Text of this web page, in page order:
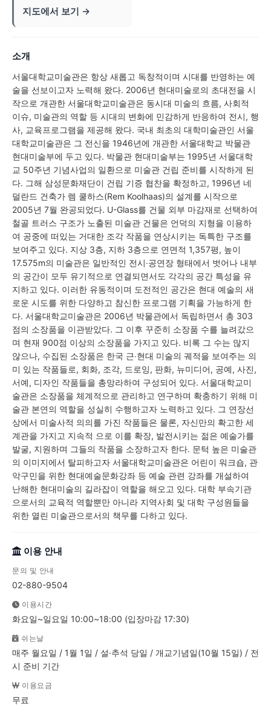
지도에서 보기 →
소개
서울대학교미술관은 항상 새롭고 독창적이며 시대를 반영하는 예
술을 선보이고자 노력해 왔다. 2006년 현대미술로의 초대전을 시
작으로 개관한 서울대학교미술관은 동시대 미술의 흐름, 사회적
이슈, 미술관의 역할 등 시대의 변화에 민감하게 반응하여 전시, 행
사, 교육프로그램을 제공해 왔다. 국내 최초의 대학미술관인 서울
대학교미술관은 그 전신을 1946년에 개관한 서울대학교 박물관
현대미술부에 두고 있다. 박물관 현대미술부는 1995년 서울대학
교 50주년 기념사업의 일환으로 미술관 건립 준비를 시작하게 된
다. 그해 삼성문화재단이 건립 기증 협찬을 확정하고, 1996년 네
덜란드 건축가 렘 쿨하스(Rem Koolhaas)의 설계를 시작으로
2005년 7월 완공되었다. U-Glass를 건물 외부 마감재로 선택하여
철골 트러스 구조가 노출된 미술관 건물은 언덕의 지형을 이용하
여 공중에 떠있는 거대한 조각 작품을 연상시키는 독특한 구조를
보여주고 있다. 지상 3층, 지하 3층으로 연면적 1,357평, 높이
17.575m의 미술관은 일반적인 전시‧공연장 형태에서 벗어나 내부
의 공간이 모두 유기적으로 연결되면서도 각각의 공간 특성을 유
지하고 있다. 이러한 유동적이며 도전적인 공간은 현대 예술의 새
로운 시도를 위한 다양하고 참신한 프로그램 기획을 가능하게 한
다. 서울대학교미술관은 2006년 박물관에서 독립하면서 총 303
점의 소장품을 이관받았다. 그 이후 꾸준히 소장품 수를 늘려갔으
며 현재 900점 이상의 소장품을 가지고 있다. 비록 그 수는 많지
않으나, 수집된 소장품은 한국 근‧현대 미술의 궤적을 보여주는 의
미 있는 작품들로, 회화, 조각, 드로잉, 판화, 뉴미디어, 공예, 사진,
서예, 디자인 작품들을 총망라하여 구성되어 있다. 서울대학교미
술관은 소장품을 체계적으로 관리하고 연구하며 확충하기 위해 미
술관 본연의 역할을 성실히 수행하고자 노력하고 있다. 그 연장선
상에서 미술사적 의의를 가진 작품들은 물론, 자신만의 확고한 세
계관을 가지고 지속적 으로 이를 확장, 발전시키는 젊은 예술가를
발굴, 지원하며 그들의 작품을 소장하고자 한다. 문턱 높은 미술관
의 이미지에서 탈피하고자 서울대학교미술관은 어린이 워크숍, 관
악구민을 위한 현대예술문화강좌 등 예술 관련 강좌를 개설하여
난해한 현대미술의 길라잡이 역할을 해오고 있다. 대학 부속기관
으로서의 교육적 역할뿐만 아니라 지역사회 및 대학 구성원들을
위한 열린 미술관으로서의 책무를 다하고 있다.
이용 안내
문의 및 안내
02-880-9504
이용시간
화요일~일요일 10:00~18:00 (입장마감 17:30)
쉬는날
매주 월요일 / 1월 1일 / 설·추석 당일 / 개교기념일(10월 15일) / 전
시 준비 기간
이용요금
무료